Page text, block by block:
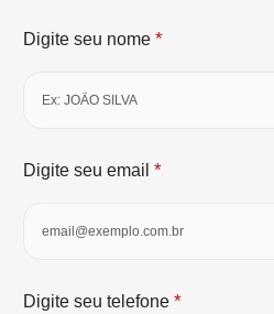
Digite seu nome *
Digite seu email *
Digite seu telefone *